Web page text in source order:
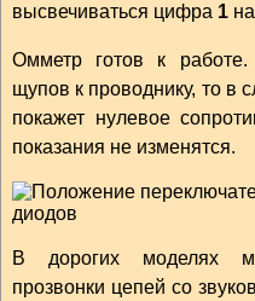
высвечиваться цифра 1на
Омметр готов к работе.
щупов к проводнику, то в
покажет нулевое
показания не изменятся.
В дорогих моделях
прозвонки цепей со